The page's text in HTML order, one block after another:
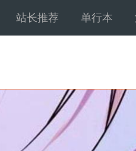
站长推荐 单行本